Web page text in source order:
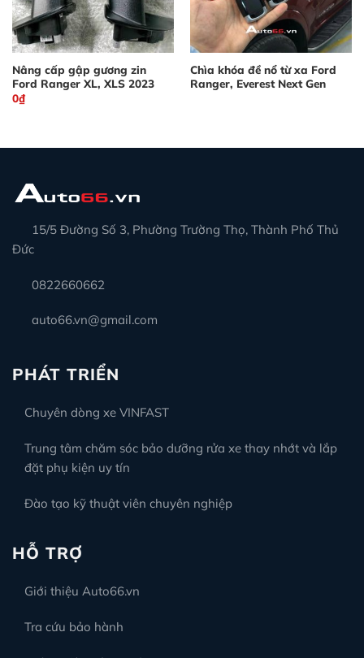
Nâng cấp gập gương zin
Ford Ranger XL, XLS 2023
0₫
Chìa khóa đề nổ từ xa Ford
Ranger, Everest Next Gen
15/5 Đường Số 3, Phường Trường Thọ, Thành Phố Thủ
Đức
0822660662
auto66.vn@gmail.com
PHÁT TRIỂN
Chuyên dòng xe VINFAST
Trung tâm chăm sóc bảo dưỡng rửa xe thay nhớt và lắp
đặt phụ kiện uy tín
Đào tạo kỹ thuật viên chuyên nghiệp
HỖ TRỢ
Giới thiệu Auto66.vn
Tra cứu bảo hành